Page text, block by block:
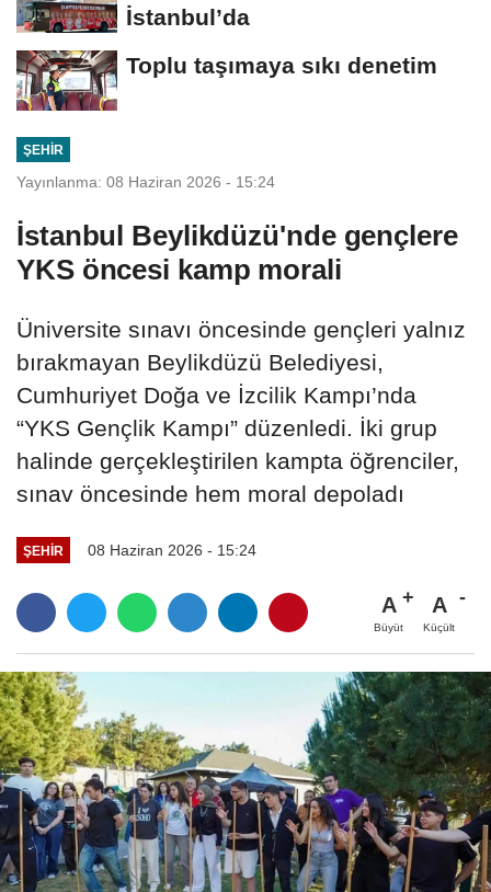
İstanbul’da
Toplu taşımaya sıkı denetim
ŞEHIR
Yayınlanma: 08 Haziran 2026 - 15:24
İstanbul Beylikdüzü'nde gençlere
YKS öncesi kamp morali
Üniversite sınavı öncesinde gençleri yalnız
bırakmayan Beylikdüzü Belediyesi,
Cumhuriyet Doğa ve İzcilik Kampı’nda
“YKS Gençlik Kampı” düzenledi. İki grup
halinde gerçekleştirilen kampta öğrenciler,
sınav öncesinde hem moral depoladı
ŞEHIR 08 Haziran 2026 - 15:24
A
Büyüt
A
Küçült